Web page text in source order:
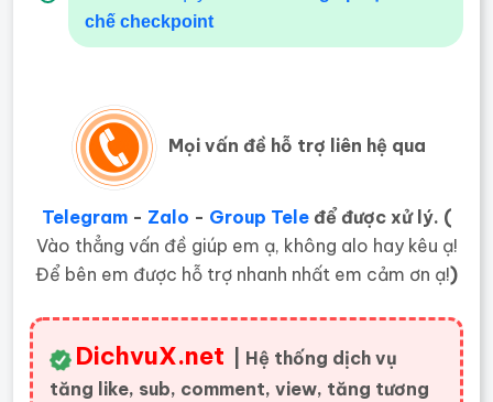
chế checkpoint
Mọi vấn đề hỗ trợ liên hệ qua
Telegram- Zalo - Group Teleđể được xử lý. (
Vào thẳng vấn đề giúp em ạ, không alo hay kêu ạ!
Để bên em được hỗ trợ nhanh nhất em cảm ơn ạ!)
DichvuX.net | Hệ thống dịch vụ
tăng like, sub, comment, view, tăng tương